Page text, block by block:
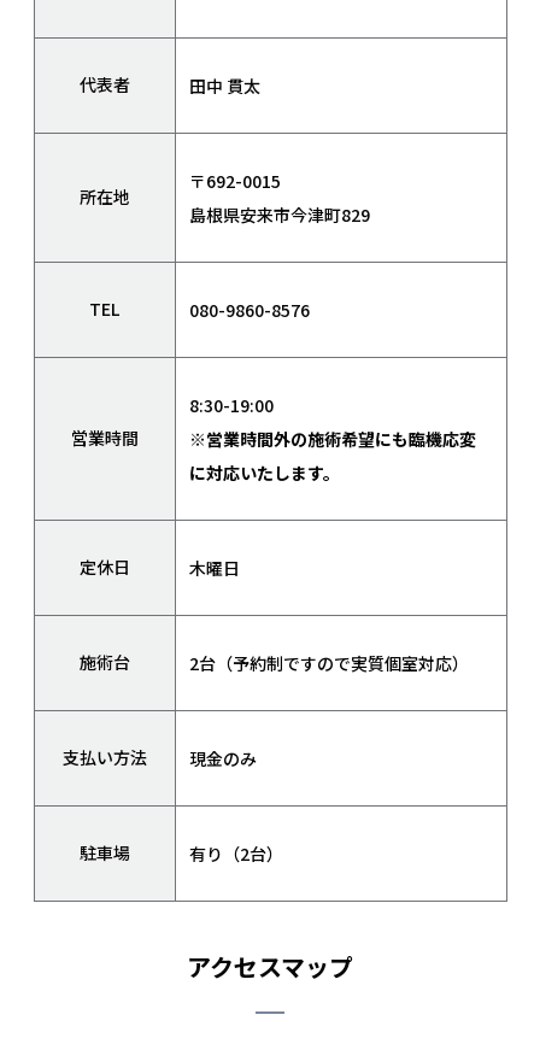
代表者 田中 貫太
所在地
〒692-0015
島根県安来市今津町829
TEL 080-9860-8576
営業時間
8:30-19:00
※営業時間外の施術希望にも臨機応変
に対応いたします。
定休日 木曜日
施術台 2台（予約制ですので実質個室対応）
支払い方法 現金のみ
駐車場 有り（2台）
アクセスマップ